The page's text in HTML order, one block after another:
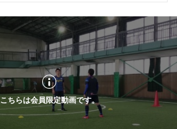
こちらは会員限定動画です。